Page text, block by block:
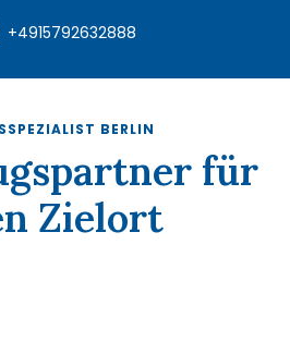
+4915792632888
BERLIN
für
Zielort